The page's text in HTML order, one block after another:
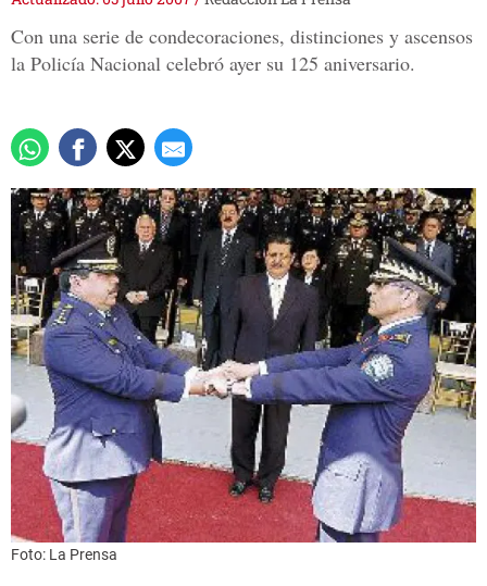
Con una serie de condecoraciones, distinciones y ascensos
la Policía Nacional celebró ayer su 125 aniversario.
Foto: La Prensa